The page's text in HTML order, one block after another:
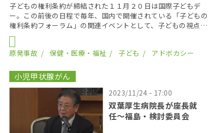
子どもの権利条約が締結された１１月２０日は国際子どもデ
ー。この前後の日程で毎年、国内で開催されている「子どもの
権利条約フォーラム」の関連イベントとして、子どもの視点か
ら甲状腺がん問題を考えるシンポジウムが１１月２５日、豊
[…]
原発事故
保健・医療・福祉 子ども アドボカシー
小児甲状腺がん
2023/11/24 - 17:00
双葉厚生病院長が座長就
任〜福島・検討委員会